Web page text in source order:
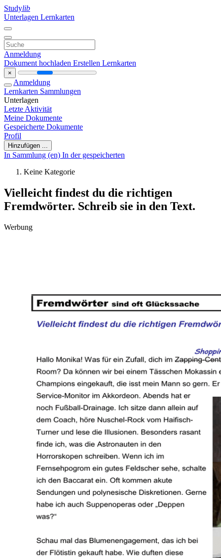
Studylib
Unterlagen Lernkarten
Anmeldung
Dokument hochladen Erstellen Lernkarten
×
Anmeldung
Lernkarten Sammlungen
Unterlagen
Letzte Aktivität
Meine Dokumente
Gespeicherte Dokumente
Profil
Hinzufügen ...
In Sammlung (en) In der gespeicherten
Keine Kategorie
Vielleicht findest du die richtigen
Fremdwörter. Schreib sie in den Text.
Werbung